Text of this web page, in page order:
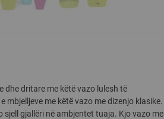
dhe dritare me këtë vazo lulesh të
mbjelljeve me këtë vazo me dizenjo klasike.
sjell gjallëri në ambjentet tuaja. Kjo vazo me